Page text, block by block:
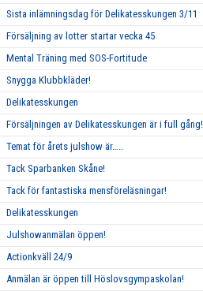
Sista inlämningsdag för Delikatesskungen 3/11
Försäljning av lotter startar vecka 45
Mental Träning med SOS-Fortitude
Snygga Klubbkläder!
Delikatesskungen
Försäljningen av Delikatesskungen är i full gång!
Temat för årets julshow är…..
Tack Sparbanken Skåne!
Tack för fantastiska mensföreläsningar!
Delikatesskungen
Julshowanmälan öppen!
Actionkväll 24/9
Anmälan är öppen till Höslovsgympaskolan!